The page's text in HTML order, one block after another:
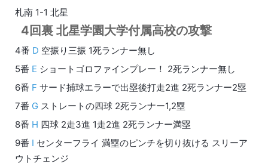
札南 1-1 北星
4回裏 北星学園大学付属高校の攻撃
4番 D 空振り三振 1死ランナー無し
5番 E ショートゴロファインプレー！ 2死ランナー無し
6番 F サード捕球エラーで出塁後打走2進 2死ランナー2塁
7番 G ストレートの四球 2死ランナー1,2塁
8番 H 四球 2走3進 1走2進 2死ランナー満塁
9番 I センターフライ 満塁のピンチを切り抜ける スリーア
ウトチェンジ